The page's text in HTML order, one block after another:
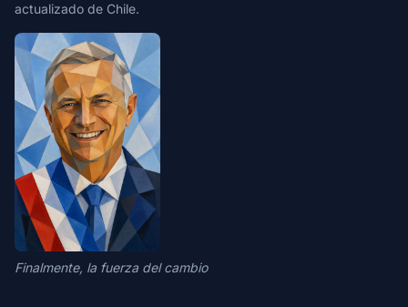
actualizado de Chile.
Finalmente, la fuerza del cambio